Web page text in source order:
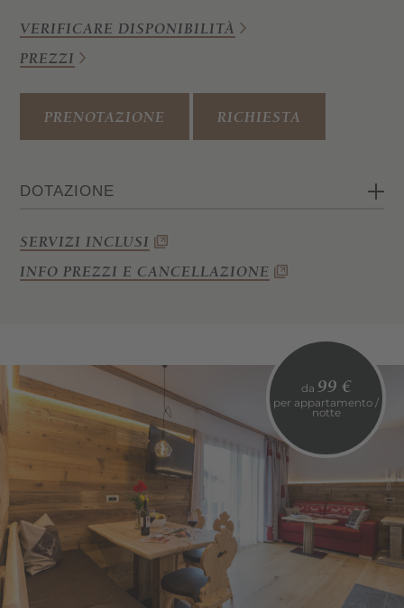
VERIFICARE DISPONIBILITÀ
PREZZI
PRENOTAZIONE RICHIESTA
SERVIZI INCLUSI
INFO PREZZI E CANCELLAZIONE
DOTAZIONE
Wi-Fi, cassaforte, telefono e TV satellitare
Balcone
da 99 €
per appartamento /
notte